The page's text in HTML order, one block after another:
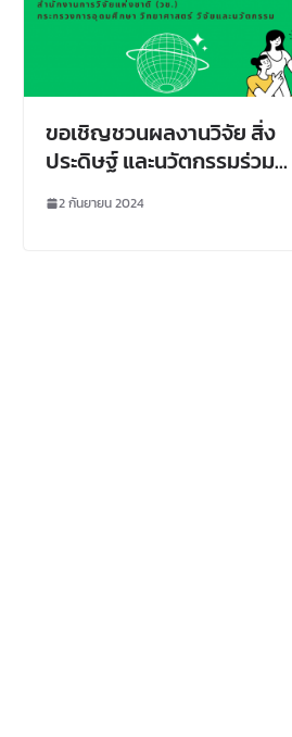
ขอเชิญชวนผลงานวิจัย สิ่ง
ประดิษฐ์ และนวัตกรรมร่วม
ประกวดและจัดแสดงในเวที
นานาชาติ
2 กันยายน 2024